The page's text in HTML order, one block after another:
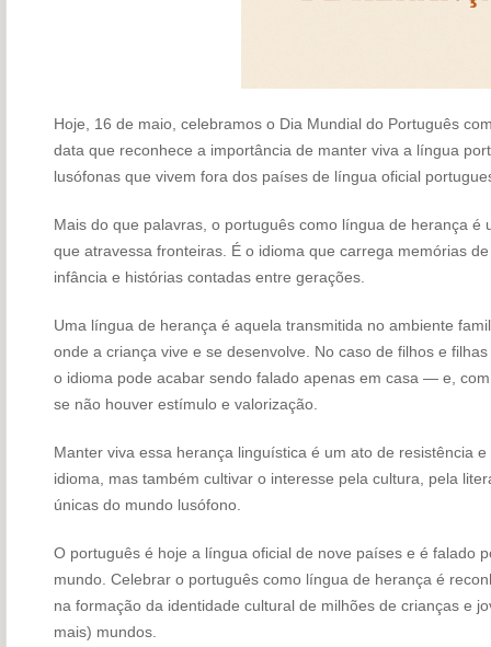
Hoje, 16 de maio, celebramos o Dia Mundial do Português
data que reconhece a importância de manter viva a língua
lusófonas que vivem fora dos países de língua oficial
Mais do que palavras, o português como língua de herança é
que atravessa fronteiras. É o idioma que carrega memórias
infância e histórias contadas entre gerações.
Uma língua de herança é aquela transmitida no ambiente
onde a criança vive e se desenvolve. No caso de filhos e
o idioma pode acabar sendo falado apenas em casa — e,
se não houver estímulo e valorização.
Manter viva essa herança linguística é um ato de resistência
idioma, mas também cultivar o interesse pela cultura, pela
únicas do mundo lusófono.
O português é hoje a língua oficial de nove países e é falado
mundo. Celebrar o português como língua de herança é
na formação da identidade cultural de milhões de crianças e
mais) mundos.